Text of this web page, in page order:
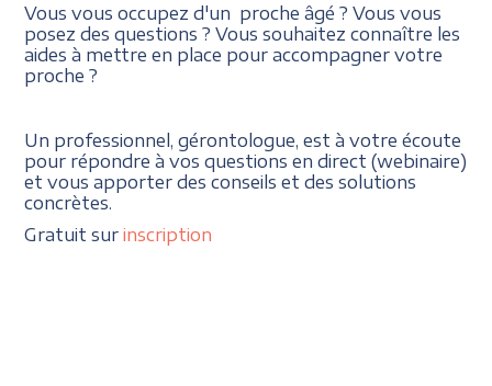
Vous vous occupez d'un proche âgé ? Vous vous
posez des questions ? Vous souhaitez connaître les
aides à mettre en place pour accompagner votre
proche ?
Un professionnel, gérontologue, est à votre écoute
pour répondre à vos questions en direct (webinaire)
et vous apporter des conseils et des solutions
concrètes.
Gratuit surinscription